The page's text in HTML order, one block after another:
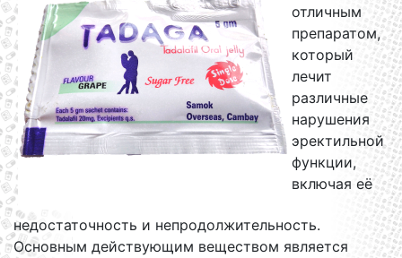
отличным
препаратом,
который
лечит
различные
нарушения
эректильной
функции,
включая её
недостаточность и непродолжительность.
Основным действующим веществом является